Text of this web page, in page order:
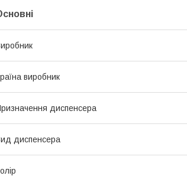
виробник
диспенсера
диспенсера